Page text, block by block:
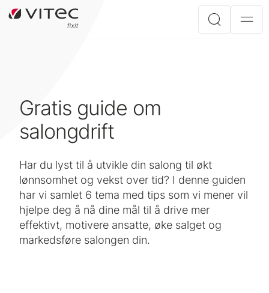
Gratis guide om
salongdrift
Har du lyst til å utvikle din salong til økt
lønnsomhet og vekst over tid? I denne guiden
har vi samlet 6 tema med tips som vi mener vil
hjelpe deg å nå dine mål til å drive mer
effektivt, motivere ansatte, øke salget og
markedsføre salongen din.